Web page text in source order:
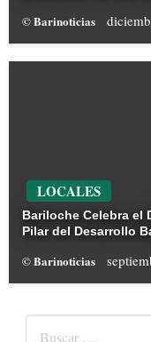
© Barinoticias
LOCALES
Bariloche Celebra el
Pilar del Desarrollo
© Barinoticias